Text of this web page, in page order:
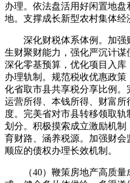
办理。依法盘活用好闲置地
地。支撑成长新型农村集体经
深化财税体系体例。加强
生财聚财能力，强化严沉计谋
深化零基预算，优化项目入
办理轨制。规范税收优惠政
化省取市县共享税分享比例
运营所得、本钱所得、财富
度。完美省对市县转移领取
划分。积极摸索成立激励机
育财路、涵养税源。加强财
顺应的债权办理长效机制。
（40）鞭策房地产高质量